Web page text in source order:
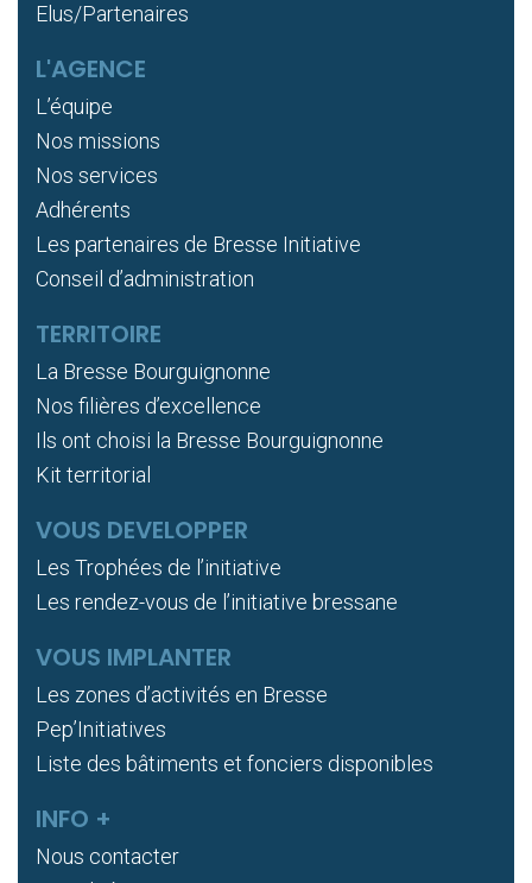
Elus/Partenaires
L'AGENCE
L’équipe
Nos missions
Nos services
Adhérents
Les partenaires de Bresse Initiative
Conseil d’administration
TERRITOIRE
La Bresse Bourguignonne
Nos filières d’excellence
Ils ont choisi la Bresse Bourguignonne
Kit territorial
VOUS DEVELOPPER
Les Trophées de l’initiative
Les rendez-vous de l’initiative bressane
VOUS IMPLANTER
Les zones d’activités en Bresse
Pep’Initiatives
Liste des bâtiments et fonciers disponibles
INFO +
Nous contacter